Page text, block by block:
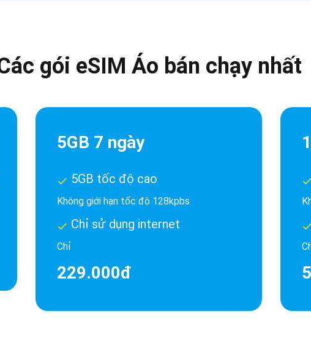
gói eSIM Áo bán chạy nhất
5GB 7 ngày
5GB tốc độ cao
Không giới hạn tốc độ 128kpbs
Chỉ sử dụng internet
Chỉ
229.000đ